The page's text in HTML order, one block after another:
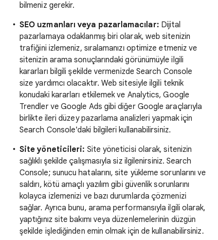
bilmeniz gerekir.
SEO uzmanları veya pazarlamacılar: Dijital
pazarlamaya odaklanmış biri olarak, web sitenizin
trafiğini izlemeniz, sıralamanızı optimize etmeniz ve
sitenizin arama sonuçlarındaki görünümüyle ilgili
kararları bilgili şekilde vermenizde Search Console
size yardımcı olacaktır. Web sitesiyle ilgili teknik
konudaki kararları etkilemek ve Analytics, Google
Trendler ve Google Ads gibi diğer Google araçlarıyla
birlikte ileri düzey pazarlama analizleri yapmak için
Search Console'daki bilgileri kullanabilirsiniz.
Site yöneticileri: Site yöneticisi olarak, sitenizin
sağlıklı şekilde çalışmasıyla siz ilgilenirsiniz. Search
Console; sunucu hatalarını, site yükleme sorunlarını ve
saldırı, kötü amaçlı yazılım gibi güvenlik sorunlarını
kolayca izlemenizi ve bazı durumlarda çözmenizi
sağlar. Ayrıca bunu, arama performansıyla ilgili olarak,
yaptığınız site bakımı veya düzenlemelerinin düzgün
şekilde işlediğinden emin olmak için de kullanabilirsiniz.